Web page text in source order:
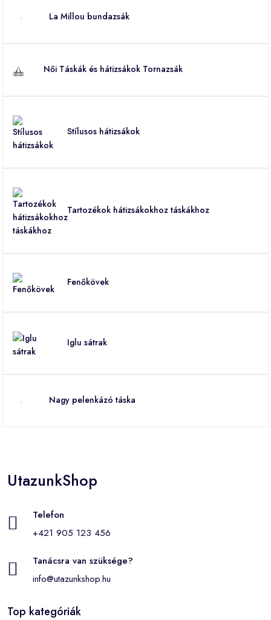
La Millou bundazsák
Női Táskák és hátizsákok Tornazsák
Stílusos hátizsákok
Tartozékok hátizsákokhoz táskákhoz
Fenőkövek
Iglu sátrak
Nagy pelenkázó táska
UtazunkShop
Telefon
+421 905 123 456
Tanácsra van szüksége?
info@utazunkshop.hu
Top kategóriák